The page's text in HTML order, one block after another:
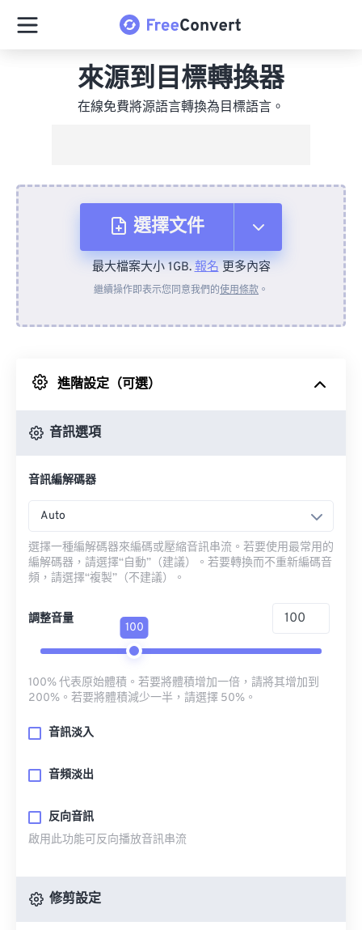
來源到目標轉換器
在線免費將源語言轉換為目標語言。
選擇文件
來自裝置
來自 Google 雲端硬碟
最大檔案大小 1GB.報名更多內容
繼續操作即表示您同意我們的使用條款 。
進階設定（可選）
音訊選項
音訊編解碼器
Auto
選擇一種編解碼器來編碼或壓縮音訊串流。若要使用最常用的
編解碼器，請選擇“自動”（建議）。若要轉換而不重新編碼音
頻，請選擇“複製”（不建議）。
調整音量
100
100% 代表原始體積。若要將體積增加一倍，請將其增加到
200%。若要將體積減少一半，請選擇 50%。
音訊淡入
音頻淡出
反向音訊
啟用此功能可反向播放音訊串流
修剪設定